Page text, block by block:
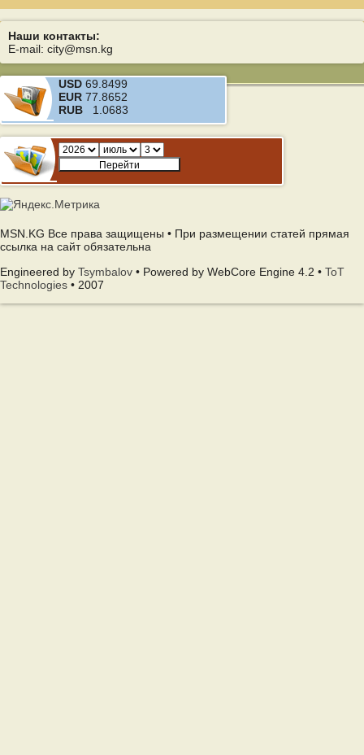
Наши контакты:
E-mail: city@msn.kg
USD 69.8499
EUR 77.8652
RUB 1.0683
MSN.KG Все права защищены • При размещении статей прямая
ссылка на сайт обязательна
Engineered by Tsymbalov • Powered by WebCore Engine 4.2 • ToT
Technologies • 2007